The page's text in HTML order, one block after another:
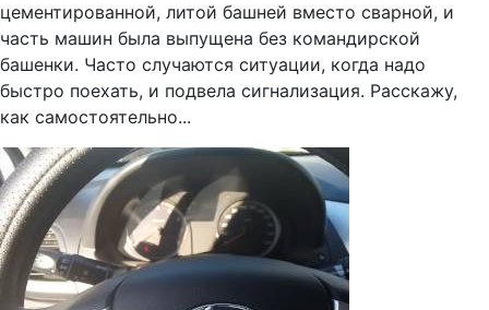
цементированной, литой башней вместо сварной, и
часть машин была выпущена без командирской
башенки. Часто случаются ситуации, когда надо
быстро поехать, и подвела сигнализация. Расскажу,
как самостоятельно...